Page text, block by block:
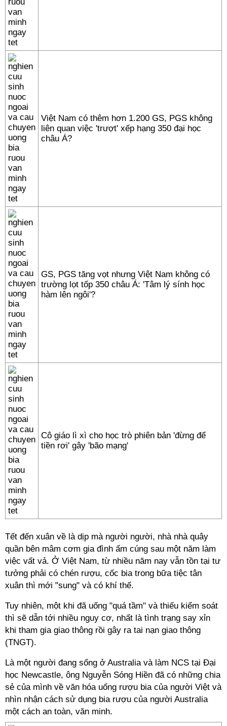
Việt Nam có thêm hơn 1.200 GS, PGS không
liên quan việc 'trượt' xếp hạng 350 đại học
châu Á?
GS, PGS tăng vọt nhưng Việt Nam không có
trường lọt tốp 350 châu Á: 'Tâm lý sính học
hàm lên ngôi'?
Cô giáo lì xì cho học trò phiên bản 'đừng để
tiền rơi' gây 'bão mạng'
Tết đến xuân về là dịp mà người người, nhà nhà quây
quần bên mâm cơm gia đình ấm cúng sau một năm làm
việc vất vả. Ở Việt Nam, từ nhiều năm nay vẫn tồn tại tư
tưởng phải có chén rượu, cốc bia trong bữa tiệc tân
xuân thì mới "sung" và có khí thế.
Tuy nhiên, một khi đã uống "quá tầm" và thiếu kiểm soát
thì sẽ dẫn tới nhiều nguy cơ, nhất là tình trạng say xỉn
khi tham gia giao thông rồi gây ra tai nạn giao thông
(TNGT).
Là một người đang sống ở Australia và làm NCS tại Đại
học Newcastle, ông Nguyễn Sóng Hiền đã có những chia
sẻ của mình về văn hóa uống rượu bia của người Việt và
nhìn nhận cách sử dụng bia rượu của người Australia
một cách an toàn, văn minh.